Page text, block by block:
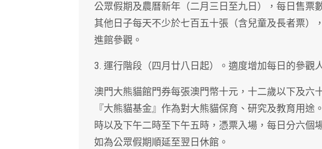
公眾假期及農曆新年（二月三日至九日），每日售票
其他日子每天不少於七百五十張（含兒童及長者票）
進館參觀。
3. 運行階段（四月廿八日起）。適度增加每日的參觀
澳門大熊貓館門券每張澳門幣十元，十二歲以下及六
『大熊貓基金』作為對大熊貓保育、研究及教育用
時以及下午二時至下午五時，憑票入場，每日分六個
如為公眾假期順延至翌日休館。